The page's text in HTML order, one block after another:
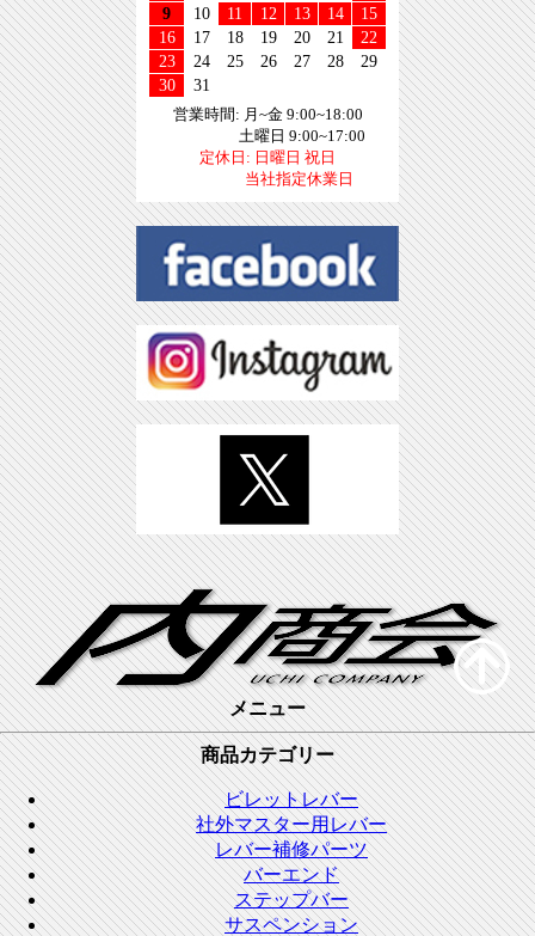
9
10 11 12 13 14
15
16
17 18 19 20 21
22
23
24 25 26 27 28
29
30
31
営業時間: 月~金 9:00~18:00
土曜日 9:00~17:00
定休日: 日曜日 祝日
当社指定休業日
メニュー
商品カテゴリー
ビレットレバー
社外マスター用レバー
レバー補修パーツ
バーエンド
ステップバー
サスペンション